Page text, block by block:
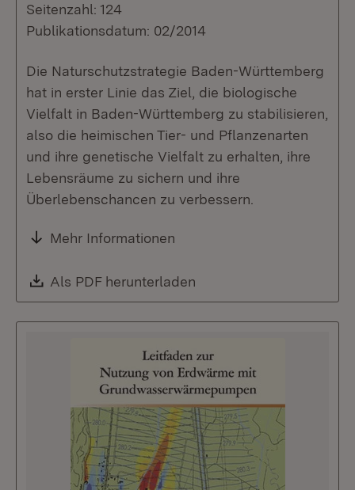
Seitenzahl: 124
Publikationsdatum: 02/2014
Die Naturschutzstrategie Baden-Württemberg
hat in erster Linie das Ziel, die biologische
Vielfalt in Baden-Württemberg zu stabilisieren,
also die heimischen Tier- und Pflanzenarten
und ihre genetische Vielfalt zu erhalten, ihre
Lebensräume zu sichern und ihre
Überlebenschancen zu verbessern.
Mehr Informationen
Download:
Als PDF herunterladen